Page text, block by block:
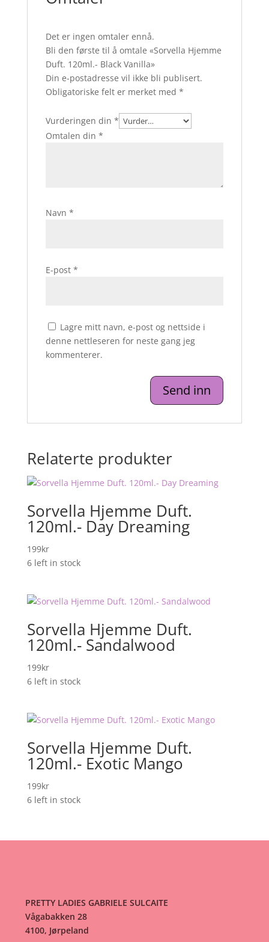
Det er ingen omtaler ennå.
Bli den første til å omtale «Sorvella Hjemme
Duft. 120ml.- Black Vanilla»
Din e-postadresse vil ikke bli publisert.
Obligatoriske felt er merket med *
Vurderingen din *
Omtalen din *
Navn *
E-post *
Lagre mitt navn, e-post og nettside i
denne nettleseren for neste gang jeg
kommenterer.
Relaterte produkter
Sorvella Hjemme Duft.
120ml.- Day Dreaming
199kr
6 left in stock
Sorvella Hjemme Duft.
120ml.- Sandalwood
199kr
6 left in stock
Sorvella Hjemme Duft.
120ml.- Exotic Mango
199kr
6 left in stock
PRETTY LADIES GABRIELE SULCAITE
Vågabakken 28
4100, Jørpeland